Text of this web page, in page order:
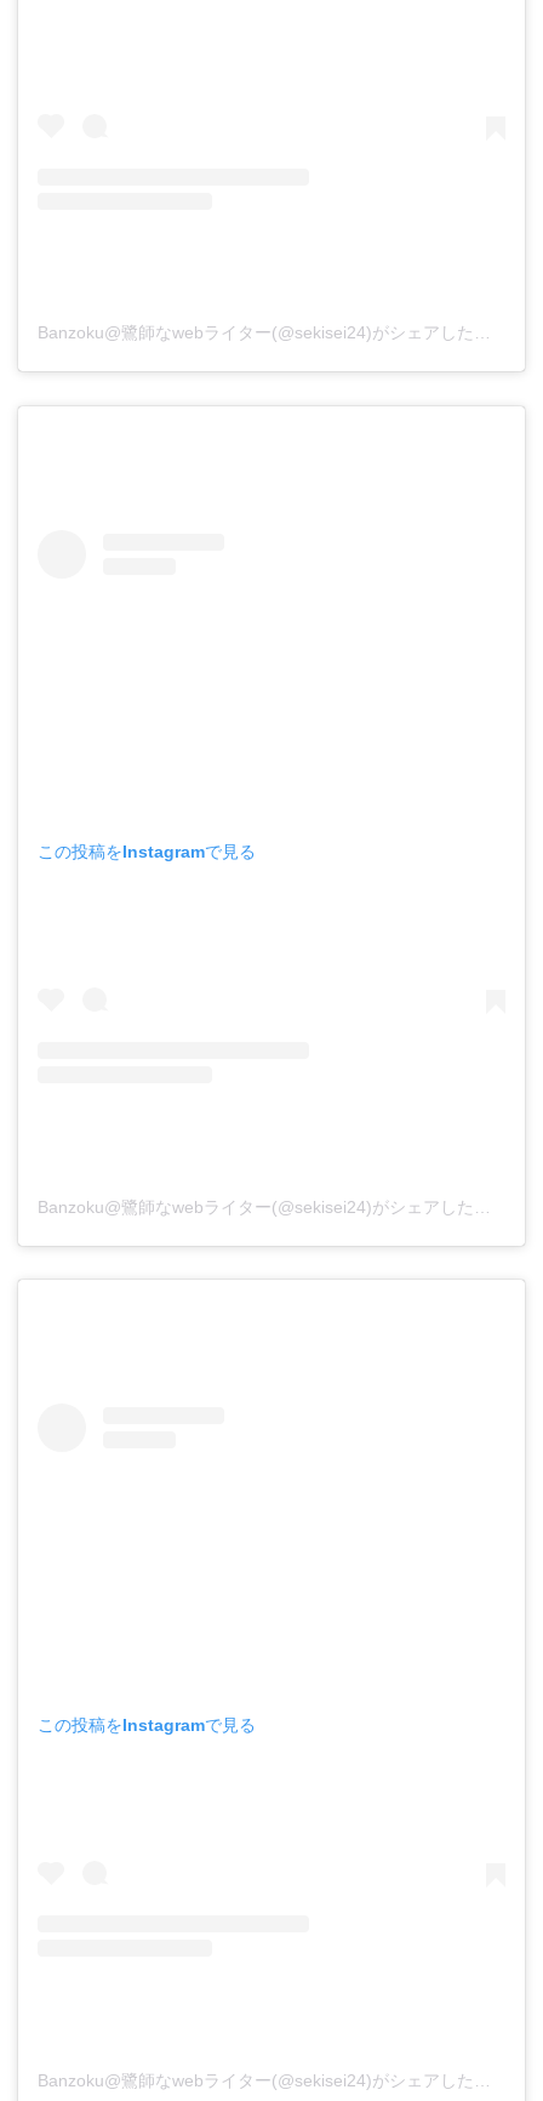
Banzoku@鷺師なwebライター(@sekisei24)がシェアした投稿
この投稿をInstagramで見る
この投稿をInstagramで見る